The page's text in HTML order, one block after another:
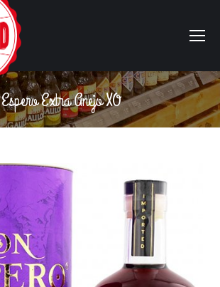
Espero Extra Anejo XO
Vous êtes ici :